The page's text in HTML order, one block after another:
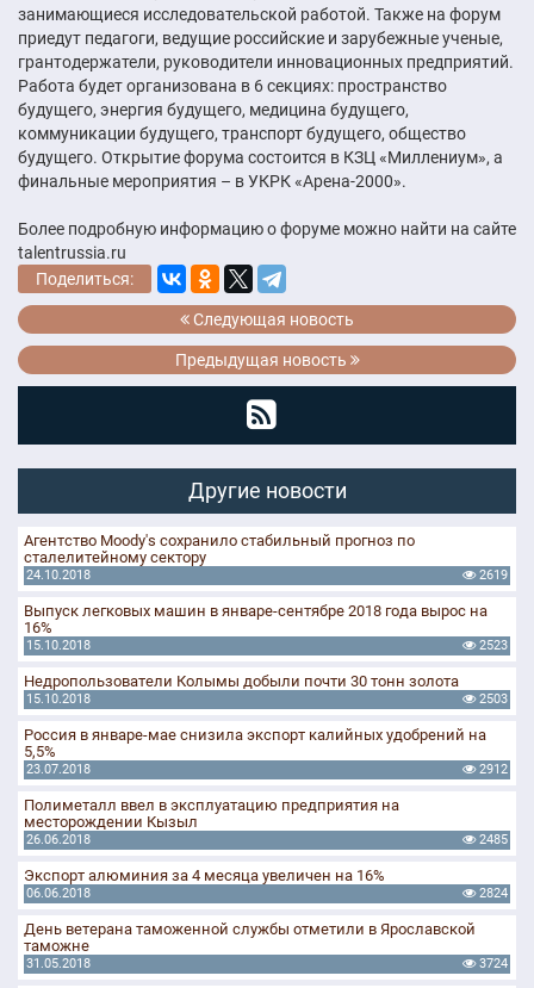
занимающиеся исследовательской работой. Также на форум
приедут педагоги, ведущие российские и зарубежные ученые,
грантодержатели, руководители инновационных предприятий.
Работа будет организована в 6 секциях: пространство
будущего, энергия будущего, медицина будущего,
коммуникации будущего, транспорт будущего, общество
будущего. Открытие форума состоится в КЗЦ «Миллениум», а
финальные мероприятия – в УКРК «Арена-2000».
Более подробную информацию о форуме можно найти на сайте
talentrussia.ru
Поделиться:
Следующая новость
Предыдущая новость
Другие новости
Агентство Moody's сохранило стабильный прогноз по
сталелитейному сектору
24.10.2018 2619
Выпуск легковых машин в январе-сентябре 2018 года вырос на
16%
15.10.2018 2523
Недропользователи Колымы добыли почти 30 тонн золота
15.10.2018 2503
Россия в январе-мае снизила экспорт калийных удобрений на
5,5%
23.07.2018 2912
Полиметалл ввел в эксплуатацию предприятия на
месторождении Кызыл
26.06.2018 2485
Экспорт алюминия за 4 месяца увеличен на 16%
06.06.2018 2824
День ветерана таможенной службы отметили в Ярославской
таможне
31.05.2018 3724